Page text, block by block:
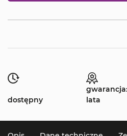
dostępny
lata